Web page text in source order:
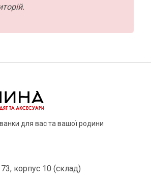
для вас та вашої родини
корпус 10 (склад)